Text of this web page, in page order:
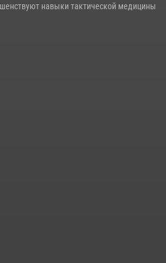
навыки тактической медицины